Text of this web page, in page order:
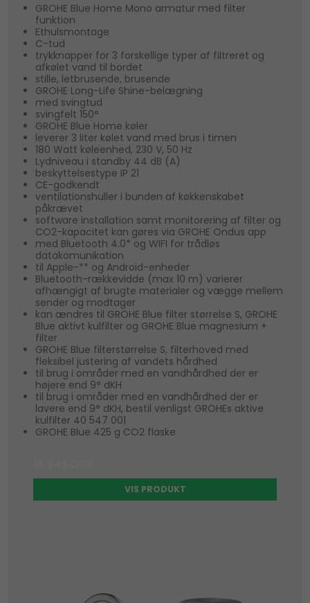
GROHE Blue Home Mono armatur med filter
funktion
Ethulsmontage
C-tud
trykknapper for 3 forskellige typer af filtreret og
afkølet vand til bordet
stille, letbrusende, brusende
GROHE Long-Life Shine-belægning
med svingtud
svingfelt 150°
GROHE Blue Home køler
leverer 3 liter kølet vand med brus i timen
180 Watt køleenhed, 230 V, 50 Hz
Lydniveau i standby 44 dB (A)
beskyttelsestype IP 21
CE-godkendt
ventilationshuller i bunden af køkkenskabet
påkrævet
software installation samt monitorering af filter og
CO2-kapacitet kan gøres via GROHE Ondus app
med Bluetooth 4.0* og WIFI for trådløs
datakomunikation
til Apple-** og Android-enheder
Bluetooth-rækkevidde (max 10 m) varierer
afhængigt af brugte materialer og vægge mellem
sender og modtager
kan ændres til GROHE Blue filter størrelse S, GROHE
Blue aktivt kulfilter og GROHE Blue magnesium +
filter
GROHE Blue filterstørrelse S, filterhoved med
fleksibel justering af vandets hårdhed
til brug i områder med en vandhårdhed der er
højere end 9° dKH
til brug i områder med en vandhårdhed der er
lavere end 9° dKH, bestil venligst GROHEs aktive
kulfilter 40 547 001
GROHE Blue 425 g CO2 flaske
VIS PRODUKT